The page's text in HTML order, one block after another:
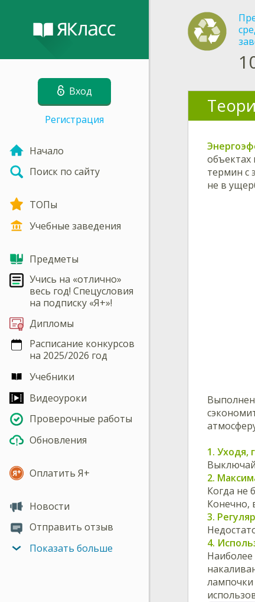
Вход
Регистрация
Начало
Поиск по сайту
ТОПы
Учебные заведения
Предметы
Учись на «отлично»
весь год! Спецусловия
на подписку «Я+»!
Дипломы
Расписание конкурсов
на 2025/2026 год
Учебники
Видеоуроки
Проверочные работы
Обновления
Оплатить Я+
Новости
Отправить отзыв
Показать больше
объектах
термин с
не в
1. Уходя,
2.
Когда не
Конечно,
3.
4.
лампочки